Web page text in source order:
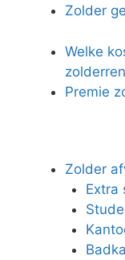
Zolder
Welke
Premie
Zolder
Extra